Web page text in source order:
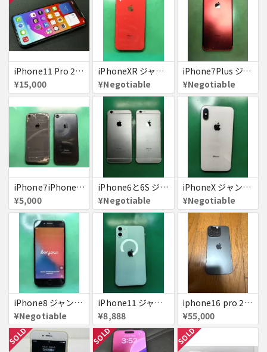
iPhone11 Pro 256GB ジャンク品
¥15,000
iPhoneXR ジャンク品
¥Negotiable
iPhone7Plus ジャンク品
¥Negotiable
iPhone7iPhone8ジャンク
¥5,000
iPhone6と6S ジャンク品
¥Negotiable
iPhoneX ジャンク品
¥Negotiable
iPhone8 ジャンク品
¥Negotiable
iPhone11 ジャンク
¥8,888
iphone16 pro 256gb ブラックチタニウム
¥55,000
SOLD SOLD SOLD